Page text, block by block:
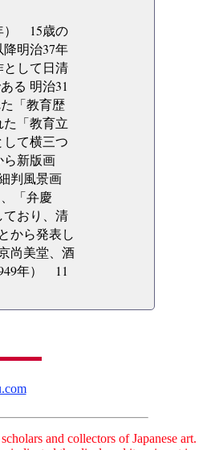
） 15歳の
明治37年
して日清
る 明治31
「教育歴
「教育立
て横三つ
新版画
判風景画
「弁慶
おり、清
から発表し
尚美堂、酒
年） 11
and collectors of Japanese art.